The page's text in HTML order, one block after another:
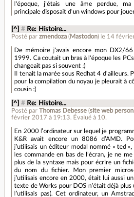
l'époque, j'étais une âme perdue, ma
principale disposait d'un windows pour jouer
[^] # Re: Histoire...
Posté parzmendoza ( Mastodon) le 14
De mémoire j'avais encore mon DX2/
1999. Ca coutait un bras à l'époque les
changeait pas si souvent :)
Il tenait la marée sous Redhat 4 d'ailleurs.
pour la compilation du noyau je pleurait à
cousin :)
[^] # Re: Histoire...
Posté parThomas Debesse (site web
février 2017 à 19:13. Évalué à 10.
En 2000 l’ordinateur sur lequel je
K&R avait encore un 8086 d’AMD.
j’utilisais un éditeur modal nommé « ted
les commande en bas de l’écran, je ne me
plus de la syntaxe mais pour écrire un
du nom du fichier. Mon premier
j’utilisais encore en 2000, était lui aussi
texte de Works pour DOS n’était déjà
l’utilisais pas). Cet ordinateur, un